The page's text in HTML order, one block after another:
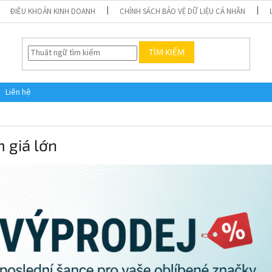
ĐIỀU KHOẢN KINH DOANH CHÍNH SÁCH BẢO VỆ DỮ LIỆU CÁ NHÂN
TÌM KIẾM
Liên hệ
giá lớn